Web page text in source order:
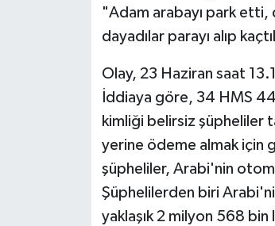
"Adam arabayı park etti,
dayadılar parayı alıp
Olay, 23 Haziran saat
İddiaya göre, 34 HMS
kimliği belirsiz şüpheliler
yerine ödeme almak için
şüpheliler, Arabi'nin
Şüphelilerden biri
yaklaşık 2 milyon 568 bin